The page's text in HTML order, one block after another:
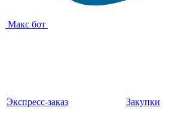
Макс бот
Экспресс-заказ Закупки